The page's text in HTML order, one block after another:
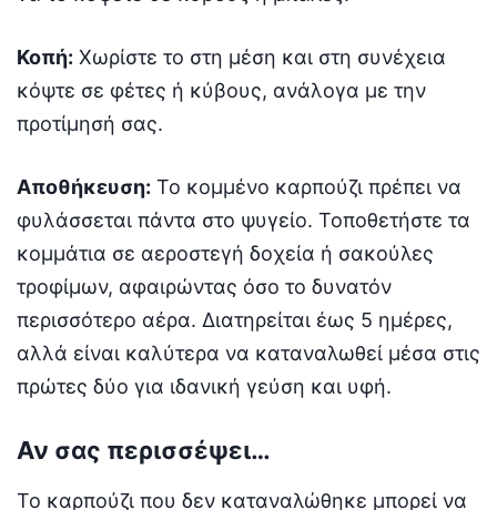
Κοπή: Χωρίστε το στη μέση και στη συνέχεια
κόψτε σε φέτες ή κύβους, ανάλογα με την
προτίμησή σας.
Αποθήκευση: Το κομμένο καρπούζι πρέπει να
φυλάσσεται πάντα στο ψυγείο. Τοποθετήστε τα
κομμάτια σε αεροστεγή δοχεία ή σακούλες
τροφίμων, αφαιρώντας όσο το δυνατόν
περισσότερο αέρα. Διατηρείται έως 5 ημέρες,
αλλά είναι καλύτερα να καταναλωθεί μέσα στις
πρώτες δύο για ιδανική γεύση και υφή.
Αν σας περισσέψει…
Το καρπούζι που δεν καταναλώθηκε μπορεί να